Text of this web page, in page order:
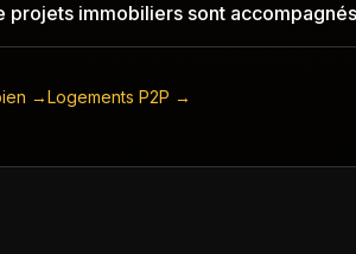
projets immobiliers sont
→Logements P2P →